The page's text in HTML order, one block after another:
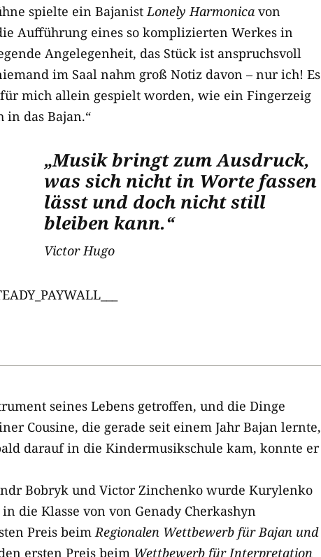
spielte ein BajanistLonely Harmonica von
Aufführung eines so komplizierten Werkes in
Angelegenheit, das Stück ist anspruchsvoll
im Saal nahm groß Notiz davon – nur ich! Es
mich allein gespielt worden, wie ein Fingerzeig
in das Bajan.“
„Musik bringt zum Ausdruck,
was sich nicht in Worte fassen
lässt und doch nicht still
bleiben kann.“
Victor Hugo
seines Lebens getroffen, und die Dinge
Cousine, die gerade seit einem Jahr Bajan lernte,
darauf in die Kindermusikschule kam, konnte er
Bobryk und Victor Zinchenko wurde Kurylenko
die Klasse von von Genady Cherkashyn
Preis beimRegionalen Wettbewerb für Bajan und
ersten Preis beim Wettbewerb für Interpretation